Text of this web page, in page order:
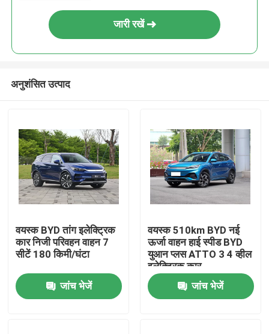
जारी रखें
अनुशंसित उत्पाद
वयस्क BYD तांग इलेक्ट्रिक
कार निजी परिवहन वाहन 7
सीटें 180 किमी/घंटा
जांच भेजें
वयस्क 510km BYD नई
ऊर्जा वाहन हाई स्पीड BYD
युआन प्लस ATTO 3 4 व्हील
इलेक्ट्रिक कार
जांच भेजें